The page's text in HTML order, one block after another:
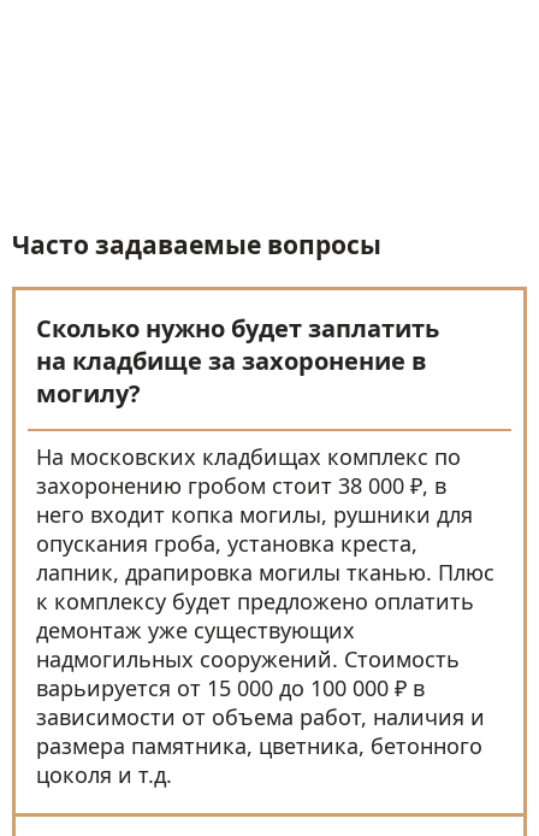
Часто задаваемые вопросы
Сколько нужно будет заплатить
на кладбище за захоронение в
могилу?
На московских кладбищах комплекс по
захоронению гробом стоит 38 000 ₽, в
него входит копка могилы, рушники для
опускания гроба, установка креста,
лапник, драпировка могилы тканью. Плюс
к комплексу будет предложено оплатить
демонтаж уже существующих
надмогильных сооружений. Стоимость
варьируется от 15 000 до 100 000 ₽ в
зависимости от объема работ, наличия и
размера памятника, цветника, бетонного
цоколя и т.д.